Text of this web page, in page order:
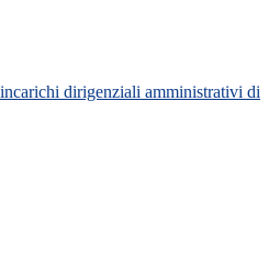
dirigenziali amministrativi di